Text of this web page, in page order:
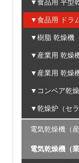
▼食品用 平型
▼食品用 ドラ
▼樹脂 乾燥機
▼産業用 乾燥
▼産業用 乾燥
▼コンベア乾燥
▼乾燥炉（セ
電気乾燥機（
電気乾燥機（